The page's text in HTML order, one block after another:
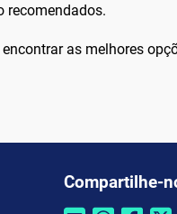
recomendados.
as melhores
Compartilhe-